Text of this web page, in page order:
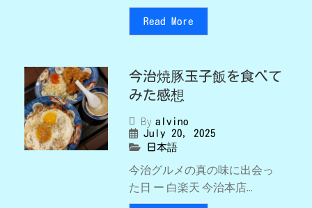
Read More
今治焼豚玉子飯を食べて
みた感想
By alvino
July 20, 2025
日本語
今治グルメの真の味に出会っ
た日 ー 白楽天 今治本店...